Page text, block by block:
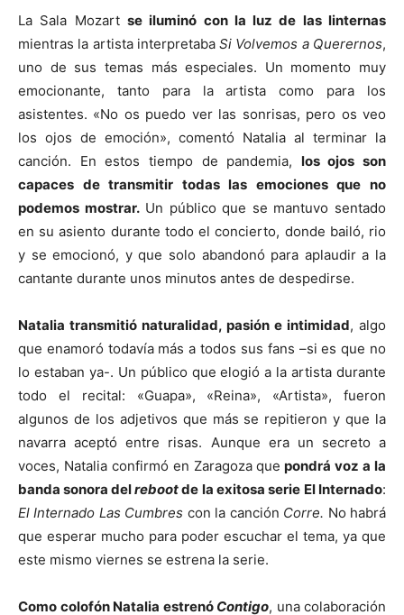
La Sala Mozart se iluminó con la luz de las linternas
mientras la artista interpretabaSi Volvemos a Querernos,
uno de sus temas más especiales. Un momento muy
emocionante, tanto para la artista como para los
asistentes. «No os puedo ver las sonrisas, pero os veo
los ojos de emoción», comentó Natalia al terminar la
canción. En estos tiempo de pandemia, los ojos son
capaces de transmitir todas las emociones que no
podemos mostrar.Un público que se mantuvo sentado
en su asiento durante todo el concierto, donde bailó, rio
y se emocionó, y que solo abandonó para aplaudir a la
cantante durante unos minutos antes de despedirse.
Natalia transmitió naturalidad, pasión e intimidad, algo
que enamoró todavía más a todos sus fans –si es que no
lo estaban ya-. Un público que elogió a la artista durante
todo el recital: «Guapa», «Reina», «Artista», fueron
algunos de los adjetivos que más se repitieron y que la
navarra aceptó entre risas. Aunque era un secreto a
voces, Natalia confirmó en Zaragoza que pondrá voz a la
banda sonora delrebootde la exitosa serie El Internado:
El Internado Las Cumbres con la canción Corre. No habrá
que esperar mucho para poder escuchar el tema, ya que
este mismo viernes se estrena la serie.
Como colofón Natalia estrenó Contigo, una colaboración